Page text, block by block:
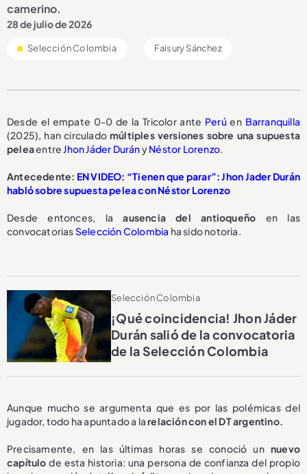
camerino.
28 de julio de 2026
Selección Colombia Faisury Sánchez
Desde el empate 0-0 de la Tricolor ante Perúen Barranquilla
(2025), han circulado múltiples versiones sobre una supuesta
peleaentreJhon Jáder DurányNéstor Lorenzo.
Antecedente: EN VIDEO: “Tienen que parar”: Jhon Jader Durán
habló sobre supuesta pelea con Néstor Lorenzo
Desde entonces, laausencia del antioqueño en las
convocatoriasSelección Colombia ha sido notoria.
Selección Colombia
¡Qué coincidencia! Jhon Jáder
Durán salió de la convocatoria
de la Selección Colombia
Aunque mucho se argumenta que es por las polémicas del
jugador, todo ha apuntado a larelación con el DT argentino.
Precisamente, en las últimas horas se conoció un nuevo
capítulo de esta historia: una persona de confianza del propio